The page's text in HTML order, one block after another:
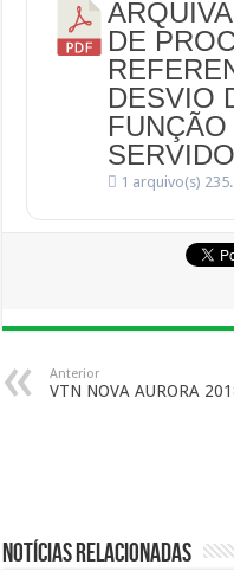
DE
DESVIO
FUNÇÃO
1 arquivo(s)
Anterior
VTN NOVA AURORA
Notícias Relacionadas